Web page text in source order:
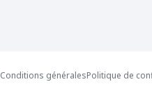
Conditions généralesPolitique de